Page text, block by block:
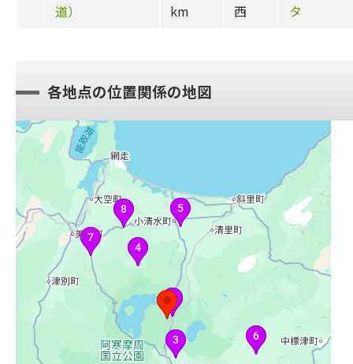
道）
km
西
タ
各地点の位置関係の地図